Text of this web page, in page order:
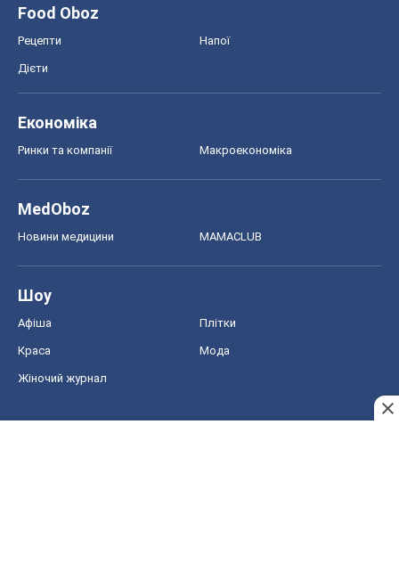
Food Oboz
Рецепти Напої
Дієти
Економіка
Ринки та компанії Макроекономіка
MedOboz
Новини медицини MAMACLUB
Шоу
Афіша Плітки
Краса Мода
Жіночий журнал